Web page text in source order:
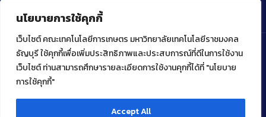
นโยบายการใช้คุกกี้
เว็บไซต์ คณะเทคโนโลยีการเกษตร มหาวิทยาลัยเทคโนโลยีราชมงคล
ธัญบุรี ใช้คุกกี้เพื่อเพิ่มประสิทธิภาพและประสบการณ์ที่ดีในการใช้งาน
เว็บไซต์ ท่านสามารถศึกษารายละเอียดการใช้งานคุกกี้ได้ที่ "นโยบาย
การใช้คุกกี้"
Accept All
Copyright ⓒ 2022 คณะเทคโนโลยีการเกษตร มหาวิทยาลัย